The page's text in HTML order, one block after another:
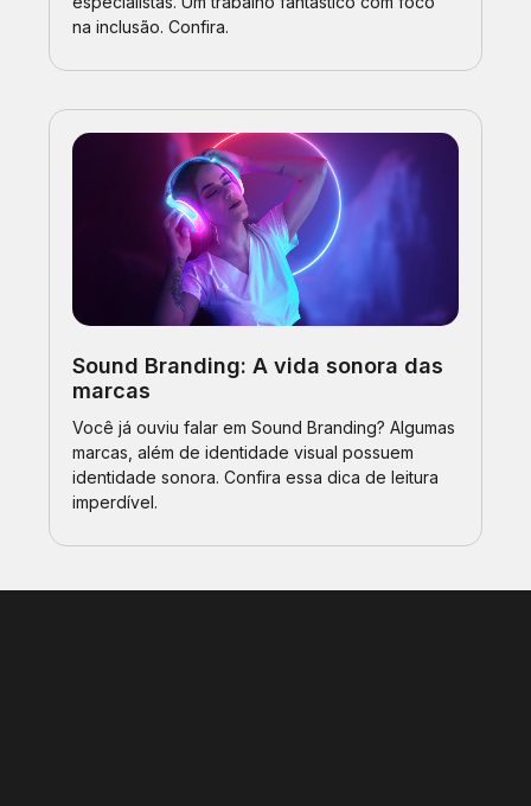
na inclusão. Confira.
Sound Branding: A vida sonora das
marcas
Você já ouviu falar em Sound Branding? Algumas
marcas, além de identidade visual possuem
identidade sonora. Confira essa dica de leitura
imperdível.